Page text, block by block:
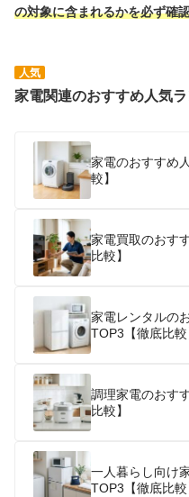
の対象に含まれるかを必ず確
人気
家電関連のおすすめ人気
家電のおすすめ
較】
家電買取のおす
比較】
家電レンタルの
TOP3【徹底比較
調理家電のおす
比較】
一人暮らし向け
TOP3【徹底比較